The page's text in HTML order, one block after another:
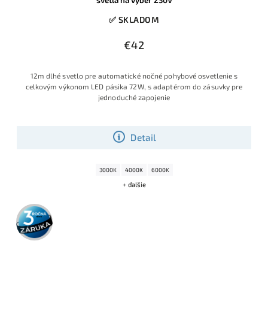
✅ SKLADOM
€42
Detail
12m dlhé svetlo pre automatické nočné pohybové osvetlenie s
celkovým výkonom LED pásika 72W, s adaptérom do zásuvky pre
jednoduché zapojenie
3000K 4000K 6000K
+ ďalšie
3 roky
záruka